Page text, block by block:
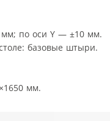
мм; по оси Y — ±10 мм.
базовые штыри.
мм.